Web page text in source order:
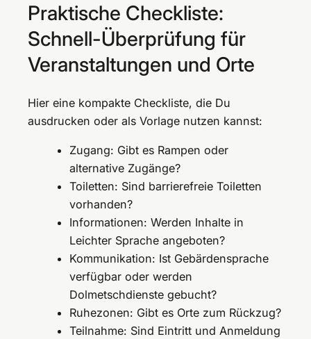
Praktische Checkliste:
Schnell-Überprüfung für
Veranstaltungen und Orte
Hier eine kompakte Checkliste, die Du
ausdrucken oder als Vorlage nutzen kannst:
Zugang: Gibt es Rampen oder
alternative Zugänge?
Toiletten: Sind barrierefreie Toiletten
vorhanden?
Informationen: Werden Inhalte in
Leichter Sprache angeboten?
Kommunikation: Ist Gebärdensprache
verfügbar oder werden
Dolmetschdienste gebucht?
Ruhezonen: Gibt es Orte zum Rückzug?
Teilnahme: Sind Eintritt und Anmeldung